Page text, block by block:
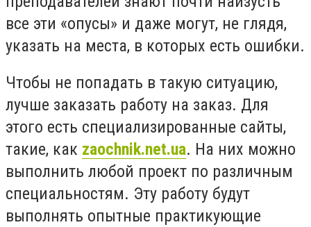
все эти «опусы» и даже могут, не глядя,
указать на места, в которых есть ошибки.
Чтобы не попадать в такую ситуацию,
лучше заказать работу на заказ. Для
этого есть специализированные сайты,
такие, как zaochnik.net.ua. На них можно
выполнить любой проект по различным
специальностям. Эту работу будут
выполнять опытные практикующие